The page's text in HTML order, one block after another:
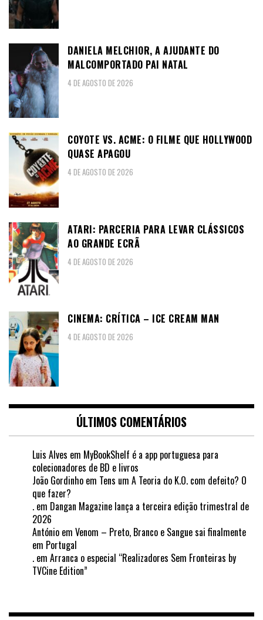
DANIELA MELCHIOR, A AJUDANTE DO
MALCOMPORTADO PAI NATAL
4 DE AGOSTO DE 2026
COYOTE VS. ACME: O FILME QUE HOLLYWOOD
QUASE APAGOU
4 DE AGOSTO DE 2026
ATARI: PARCERIA PARA LEVAR CLÁSSICOS
AO GRANDE ECRÃ
4 DE AGOSTO DE 2026
CINEMA: CRÍTICA – ICE CREAM MAN
4 DE AGOSTO DE 2026
ÚLTIMOS COMENTÁRIOS
Luis Alves em MyBookShelf é a app portuguesa para
colecionadores de BD e livros
João Gordinho em Tens um A Teoria do K.O. com defeito? O
que fazer?
. em Dangan Magazine lança a terceira edição trimestral de
2026
António em Venom – Preto, Branco e Sangue sai finalmente
em Portugal
. em Arranca o especial “Realizadores Sem Fronteiras by
TVCine Edition”